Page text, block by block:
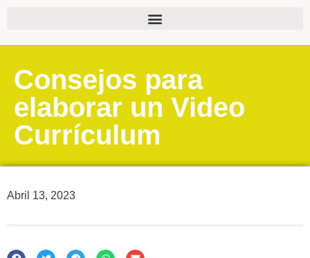
Consejos para
elaborar un Video
Currículum
Abril 13, 2023